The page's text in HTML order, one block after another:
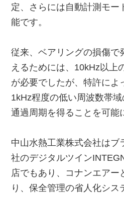
定、さらには自動計測モー
能です。
従来、ベアリングの損傷で
えるためには、10kHz以上
が必要でしたが、特許によ
1kHz程度の低い周波数帯
通過周期を得ることを可能
中山水熱工業株式会社はブ
社のデジタルツイン
店でもあり、コナンエアー
り、保全管理の省人化シス